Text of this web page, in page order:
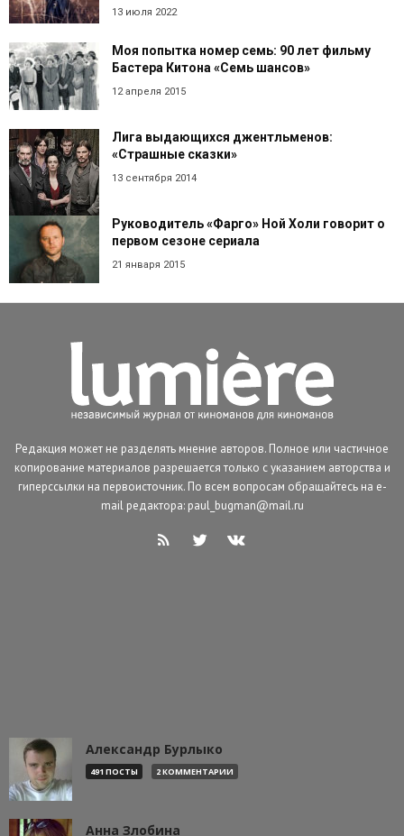
13 июля 2022
Моя попытка номер семь: 90 лет фильму
Бастера Китона «Семь шансов»
12 апреля 2015
Лига выдающихся джентльменов:
«Страшные сказки»
13 сентября 2014
Руководитель «Фарго» Ной Холи говорит о
первом сезоне сериала
21 января 2015
Редакция может не разделять мнение авторов. Полное или частичное
копирование материалов разрешается только с указанием авторства и
гиперссылки на первоисточник. По всем вопросам обращайтесь на e-
mail редактора: paul_bugman@mail.ru
Александр Бурлыко
491 ПОСТЫ 2 КОММЕНТАРИИ
Анна Злобина